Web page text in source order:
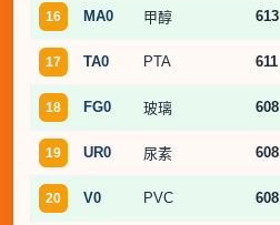
16 MA0 甲醇 613
17 TA0 PTA 611
18 FG0 玻璃 608
19 UR0 尿素 608
20 V0 PVC 608